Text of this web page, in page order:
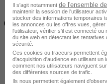
(14h)
Il s'agit notamment de l'ensemble
maintenir la session de l'utilisateur
stocker des informations temporaires
les annonces ou les offres vues,
l'utilisateur, vérifier s'il est connecté
du site web en détectant les
sécurité.
Ces cookies ou traceurs permettent
d'acquisition d'audience en utilisant un
comment nos utilisateurs naviguent
des différentes sources de trafic.
Ils nous permettent également